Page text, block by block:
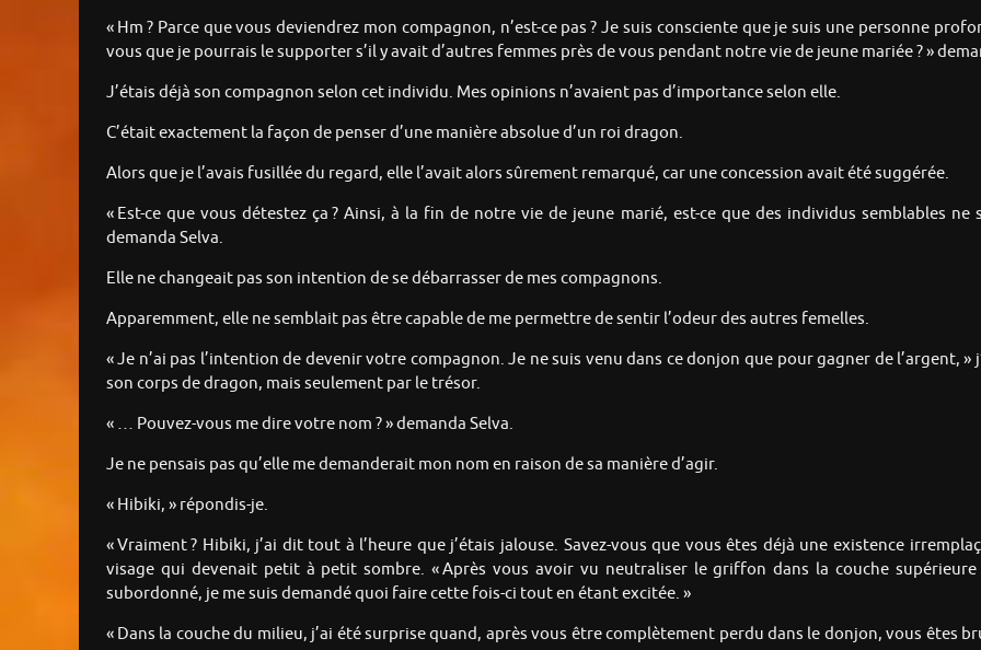
« Hm ? Parce que vous deviendrez mon compagnon, n’est-ce pas ? Je suis consciente que je suis une personne
vous que je pourrais le supporter s’il y avait d’autres femmes près de vous pendant notre vie de jeune mariée ? »
J’étais déjà son compagnon selon cet individu. Mes opinions n’avaient pas d’importance selon elle.
C’était exactement la façon de penser d’une manière absolue d’un roi dragon.
Alors que je l’avais fusillée du regard, elle l’avait alors sûrement remarqué, car une concession avait été suggérée.
« Est-ce que vous détestez ça ? Ainsi, à la fin de notre vie de jeune marié, est-ce que des individus semblables
demanda Selva.
Elle ne changeait pas son intention de se débarrasser de mes compagnons.
Apparemment, elle ne semblait pas être capable de me permettre de sentir l’odeur des autres femelles.
« Je n’ai pas l’intention de devenir votre compagnon. Je ne suis venu dans ce donjon que pour gagner de l’argent, »
son corps de dragon, mais seulement par le trésor.
« … Pouvez-vous me dire votre nom ? » demanda Selva.
Je ne pensais pas qu’elle me demanderait mon nom en raison de sa manière d’agir.
« Hibiki, » répondis-je.
« Vraiment ? Hibiki, j’ai dit tout à l’heure que j’étais jalouse. Savez-vous que vous êtes déjà une existence
visage qui devenait petit à petit sombre. « Après vous avoir vu neutraliser le griffon dans la couche
subordonné, je me suis demandé quoi faire cette fois-ci tout en étant excitée. »
« Dans la couche du milieu, j’ai été surprise quand, après vous être complètement perdu dans le donjon, vous êtes